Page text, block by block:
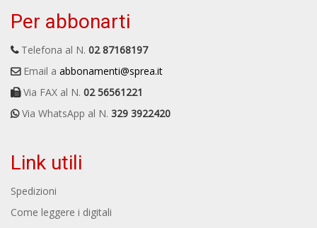
Per abbonarti
Telefona al N. 02 87168197
Email a abbonamenti@sprea.it
Via FAX al N. 02 56561221
Via WhatsApp al N. 329 3922420
Link utili
Spedizioni
Come leggere i digitali